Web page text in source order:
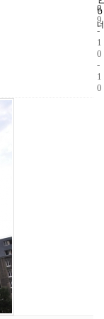
8
0
9
-
1
0
-
1
0